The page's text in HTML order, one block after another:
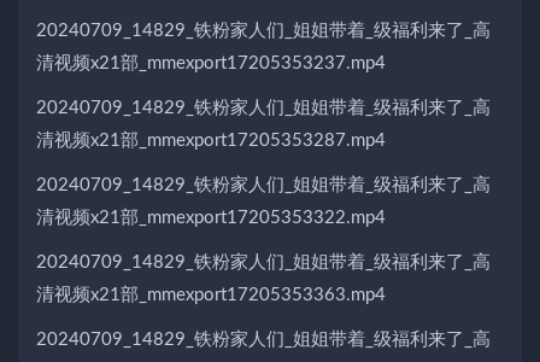
20240709_14829_铁粉家人们_姐姐带着_级福利来了_高
清视频x21部_mmexport17205353237.mp4
20240709_14829_铁粉家人们_姐姐带着_级福利来了_高
清视频x21部_mmexport17205353287.mp4
20240709_14829_铁粉家人们_姐姐带着_级福利来了_高
清视频x21部_mmexport17205353322.mp4
20240709_14829_铁粉家人们_姐姐带着_级福利来了_高
清视频x21部_mmexport17205353363.mp4
20240709_14829_铁粉家人们_姐姐带着_级福利来了_高